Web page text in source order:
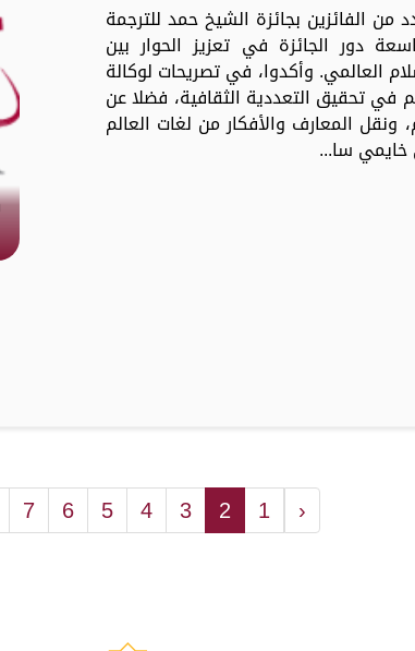
ثمن عدد من الفائزين بجائزة الشيخ حمد للترجمة
دور الجائزة في تعزيز الحوار بين
العالمي. وأكدوا، في تصريحات لوكالة
في تحقيق التعددية الثقافية، فضلا عن
ونقل المعارف والأفكار من لغات العالم
خايمي سا...
‹
1
2
3
4
5
6
7